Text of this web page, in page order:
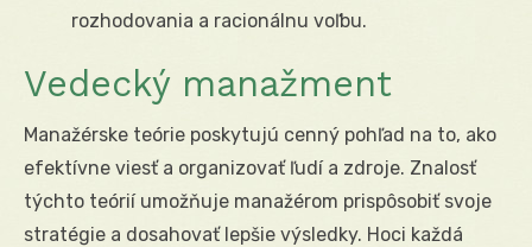
rozhodovania a racionálnu voľbu.
Vedecký manažment
Manažérske teórie poskytujú cenný pohľad na to, ako
efektívne viesť a organizovať ľudí a zdroje. Znalosť
týchto teórií umožňuje manažérom prispôsobiť svoje
stratégie a dosahovať lepšie výsledky. Hoci každá